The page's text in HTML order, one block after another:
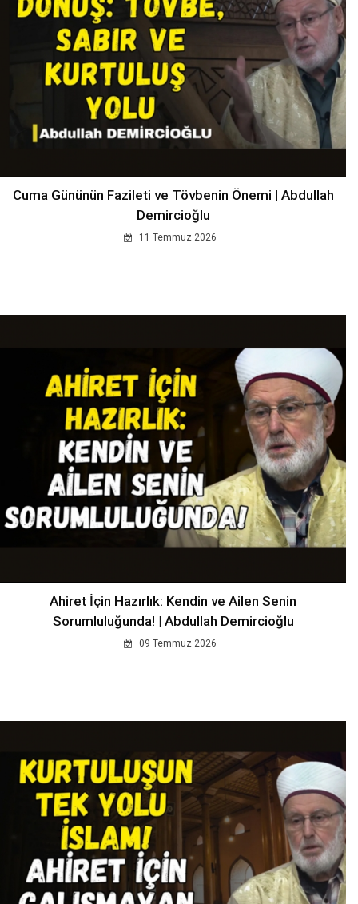
Cuma Gününün Fazileti ve Tövbenin Önemi | Abdullah
Demircioğlu
11 Temmuz 2026
Ahiret İçin Hazırlık: Kendin ve Ailen Senin
Sorumluluğunda! | Abdullah Demircioğlu
09 Temmuz 2026